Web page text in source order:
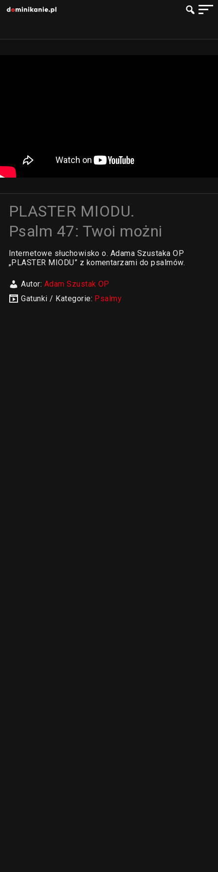
PLASTER MIODU.
Psalm 47: Twoi możni
Internetowe słuchowisko o. Adama Szustaka OP
„PLASTER MIODU” z komentarzami do psalmów.
Autor: Adam Szustak OP
Gatunki / Kategorie: Psalmy